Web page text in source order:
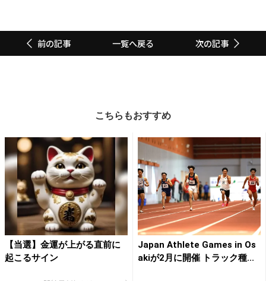
前の記事 一覧へ戻る 次の記事
こちらもおすすめ
【当選】金運が上がる直前に
起こるサイン
Japan Athlete Games in Os
akiが2月に開催 トラック種...